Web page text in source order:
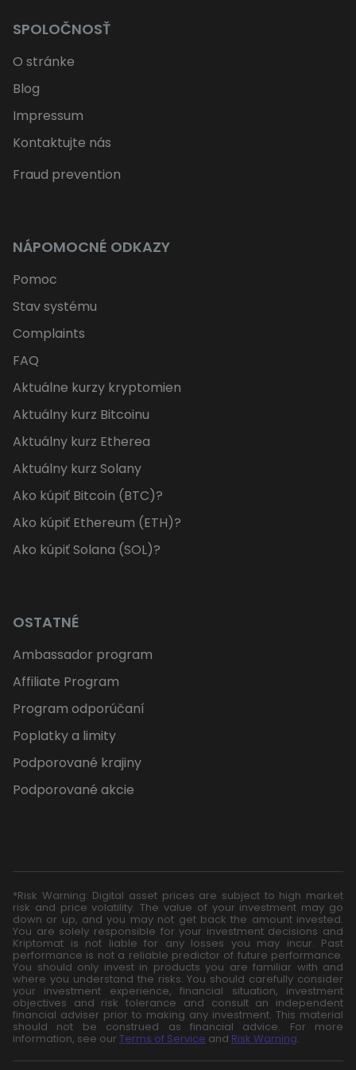
SPOLOČNOSŤ
O stránke
Blog
Impressum
Kontaktujte nás
Fraud prevention
NÁPOMOCNÉ ODKAZY
Pomoc
Stav systému
Complaints
FAQ
Aktuálne kurzy kryptomien
Aktuálny kurz Bitcoinu
Aktuálny kurz Etherea
Aktuálny kurz Solany
Ako kúpiť Bitcoin (BTC)?
Ako kúpiť Ethereum (ETH)?
Ako kúpiť Solana (SOL)?
OSTATNÉ
Ambassador program
Affiliate Program
Program odporúčaní
Poplatky a limity
Podporované krajiny
Podporované akcie
*Risk Warning: Digital asset prices are subject to high market
risk and price volatility. The value of your investment may go
down or up, and you may not get back the amount invested.
You are solely responsible for your investment decisions and
Kriptomat is not liable for any losses you may incur. Past
performance is not a reliable predictor of future performance.
You should only invest in products you are familiar with and
where you understand the risks. You should carefully consider
your investment experience, financial situation, investment
objectives and risk tolerance and consult an independent
financial adviser prior to making any investment. This material
should not be construed as financial advice. For more
information, see our Terms of Service and Risk Warning.